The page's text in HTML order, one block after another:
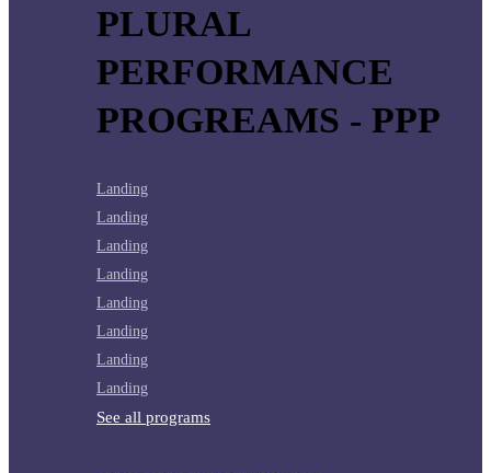
PLURAL
PERFORMANCE
PROGREAMS - PPP
Landing
Landing
Landing
Landing
Landing
Landing
Landing
Landing
See all programs